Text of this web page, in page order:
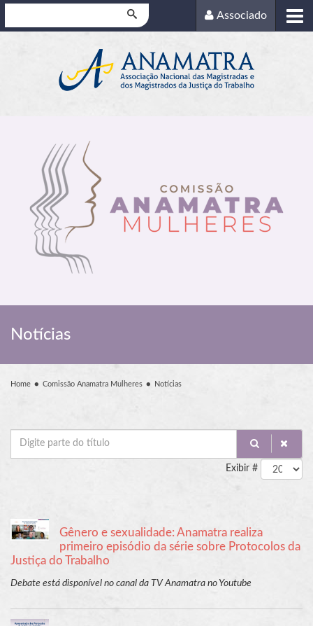
Associado
Notícias
Home Comissão Anamatra Mulheres Notícias
Digite
Exibir #
Gênero e sexualidade: Anamatra realiza
primeiro episódio da série sobre Protocolos da
Justiça do Trabalho
Debate está disponível no canal da TV Anamatra no Youtube